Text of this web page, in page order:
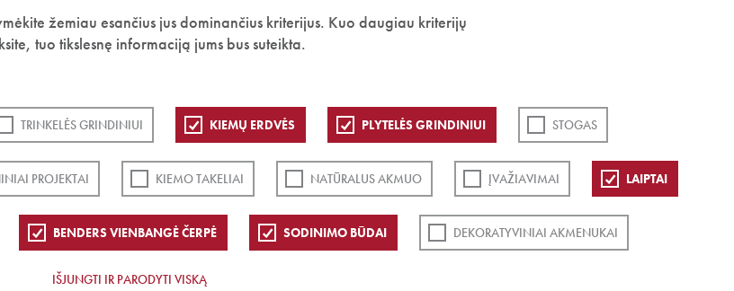
žemiau esančius jus dominančius kriterijus. Kuo daugiau kriterijų
tuo tikslesnę informaciją jums bus suteikta.
TRINKELĖS GRINDINIUI KIEMŲ ERDVĖS PLYTELĖS GRINDINIUI STOGAS
PROJEKTAI KIEMO TAKELIAI NATŪRALUS AKMUO ĮVAŽIAVIMAI LAIPTAI
BENDERS VIENBANGĖ ČERPĖ SODINIMO BŪDAI DEKORATYVINIAI AKMENUKAI
IŠJUNGTI IR PARODYTI VISKĄ